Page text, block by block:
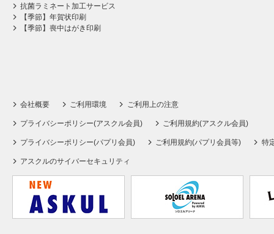
抗菌ラミネート加工サービス
【季節】年賀状印刷
【季節】喪中はがき印刷
会社概要 ご利用環境 ご利用上の注意
プライバシーポリシー(アスクル会員) ご利用規約(アスクル会員)
プライバシーポリシー(パプリ会員) ご利用規約(パプリ会員等) 特
アスクルのサイバーセキュリティ